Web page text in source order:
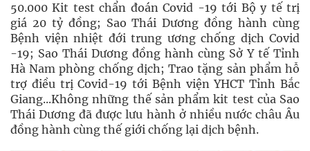
50.000 Kit test chẩn đoán Covid -19 tới Bộ y tế trị
giá 20 tỷ đồng; Sao Thái Dương đồng hành cùng
Bệnh viện nhiệt đới trung ương chống dịch Covid
-19; Sao Thái Dương đồng hành cùng Sở Y tế Tỉnh
Hà Nam phòng chống dịch; Trao tặng sản phẩm hỗ
trợ điều trị Covid-19 tới Bệnh viện YHCT Tỉnh Bắc
Giang...Không những thế sản phẩm kit test của Sao
Thái Dương đã được lưu hành ở nhiều nước châu Âu
đồng hành cùng thế giới chống lại dịch bệnh.